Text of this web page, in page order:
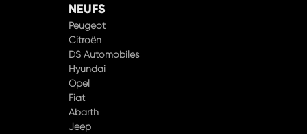
NEUFS
Peugeot
Citroën
DS Automobiles
Hyundai
Opel
Fiat
Abarth
Jeep